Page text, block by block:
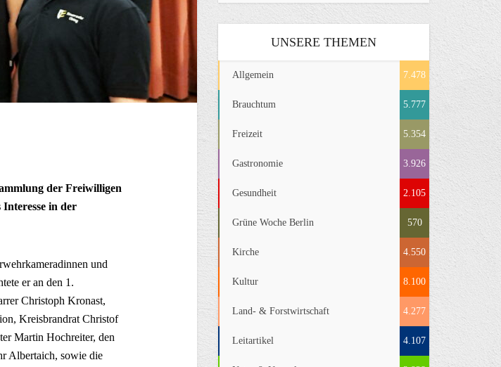
der Freiwilligen
in der
und
er an den 1.
Christoph Kronast,
Kreisbrandrat Christof
Martin Hochreiter, den
Albertaich, sowie die
UNSERE THEMEN
Allgemein 7.478
Brauchtum 5.777
Freizeit 5.354
Gastronomie 3.926
Gesundheit 2.105
Grüne Woche Berlin 570
Kirche 4.550
Kultur 8.100
Land- & Forstwirtschaft 4.277
Leitartikel 4.107